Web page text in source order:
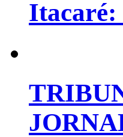
Itacaré: